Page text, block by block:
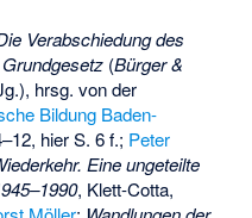
Verabschiedung des
(Bürger &
hrsg. von der
Bildung Baden-
hier S. 6 f.; Peter
Eine ungeteilte
, Klett-Cotta,